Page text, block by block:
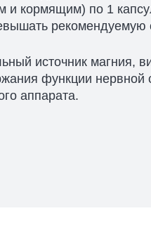
и кормящим) по 1
рекомендуемую
источник магния,
функции нервной
аппарата.